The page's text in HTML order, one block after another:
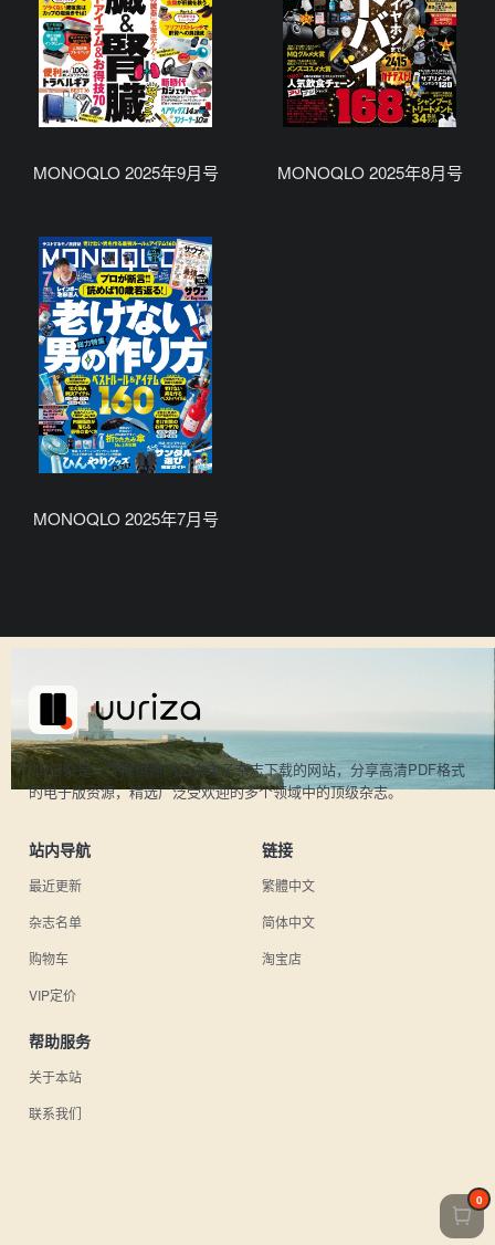
MONOQLO 2025年9月号 MONOQLO 2025年8月号
MONOQLO 2025年7月号
UU日杂是一个提供热门日本电子杂志下载的网站，分享高清PDF格式
的电子版资源，精选广泛受欢迎的多个领域中的顶级杂志。
站内导航
最近更新
杂志名单
购物车
VIP定价
链接
繁體中文
简体中文
淘宝店
帮助服务
关于本站
联系我们
0